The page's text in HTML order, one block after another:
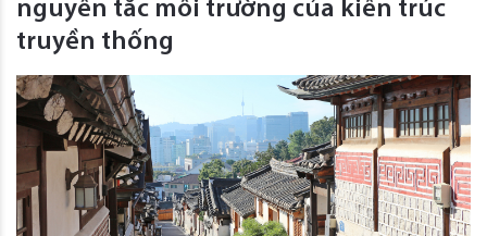
nguyên tắc môi trường của kiến trúc
truyền thống